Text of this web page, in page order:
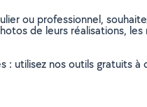
ou professionnel,
de leurs réalisations,
: utilisez nos outils gratuits